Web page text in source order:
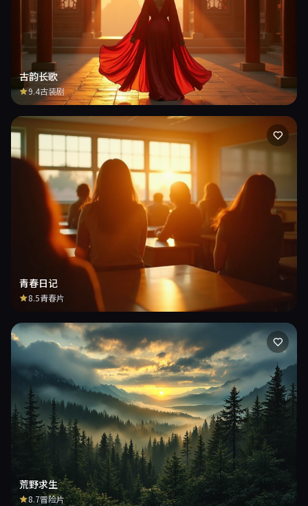
古韵长歌
9.4古装剧
青春日记
8.5青春片
荒野求生
8.7冒险片